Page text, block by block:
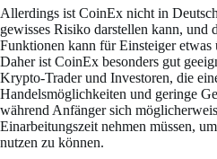
Allerdings ist CoinEx nicht in
gewisses Risiko darstellen kann, und
Funktionen kann für Einsteiger etwas
Daher ist CoinEx besonders gut
Krypto-Trader und Investoren, die
Handelsmöglichkeiten und geringe
während Anfänger sich
Einarbeitungszeit nehmen müssen,
nutzen zu können.